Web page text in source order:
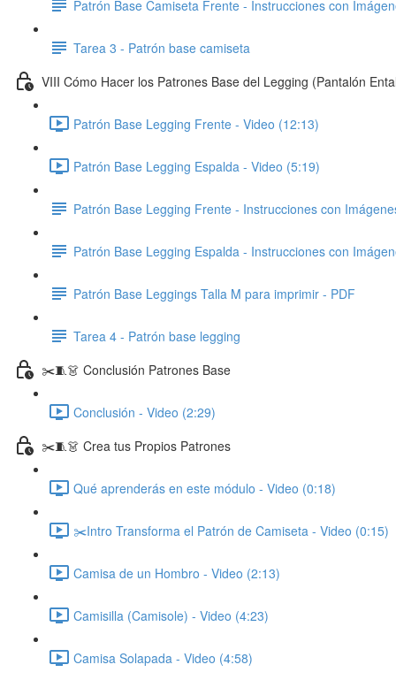
Patrón Base Camiseta Frente - Instrucciones con
Tarea 3 - Patrón base camiseta
VIII Cómo Hacer los Patrones Base del Legging (Pantalón
Patrón Base Legging Frente - Video (12:13)
Patrón Base Legging Espalda - Video (5:19)
Patrón Base Legging Frente - Instrucciones con
Patrón Base Legging Espalda - Instrucciones con
Patrón Base Leggings Talla M para imprimir - PDF
Tarea 4 - Patrón base legging
✂️🧵👗 Conclusión Patrones Base
Conclusión - Video (2:29)
✂️🧵👗 Crea tus Propios Patrones
Qué aprenderás en este módulo - Video (0:18)
✂️Intro Transforma el Patrón de Camiseta - Video (0:15)
Camisa de un Hombro - Video (2:13)
Camisilla (Camisole) - Video (4:23)
Camisa Solapada - Video (4:58)